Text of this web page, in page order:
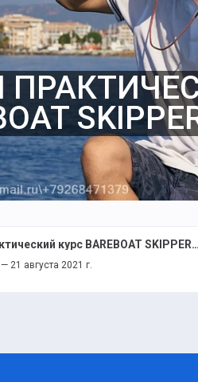
7-дневный практический курс BAREBOAT SKIPPER IYT
21 августа 2021 г.